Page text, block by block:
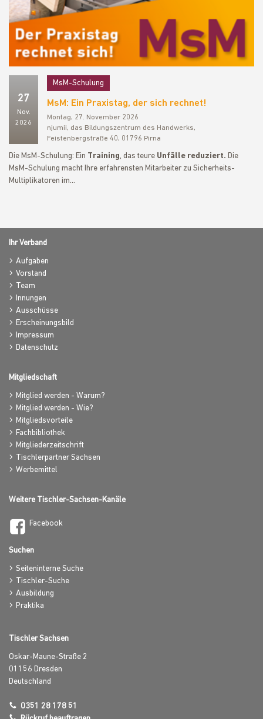
27
Nov.
2026
MsM-Schulung
MsM: Ein Praxistag, der sich rechnet!
Montag, 27. November 2026
njumii, das Bildungszentrum des Handwerks,
Feistenbergstraße 40, 01796 Pirna
Die MsM-Schulung: Ein Training, das teure Unfälle reduziert. Die
MsM-Schulung macht Ihre erfahrensten Mitarbeiter zu Sicherheits-
Multiplikatoren im…
Ihr Verband
Aufgaben
Vorstand
Team
Innungen
Ausschüsse
Erscheinungsbild
Impressum
Datenschutz
Mitgliedschaft
Mitglied werden - Warum?
Mitglied werden - Wie?
Mitgliedsvorteile
Fachbibliothek
Mitgliederzeitschrift
Tischlerpartner Sachsen
Werbemittel
Weitere Tischler-Sachsen-Kanäle
Facebook
Suchen
Seiteninterne Suche
Tischler-Suche
Ausbildung
Praktika
Tischler Sachsen
Oskar-Maune-Straße 2
01156 Dresden
Deutschland
0351 28 178 51